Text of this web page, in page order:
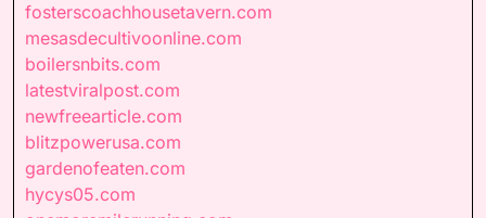
fosterscoachhousetavern.com
mesasdecultivoonline.com
boilersnbits.com
latestviralpost.com
newfreearticle.com
blitzpowerusa.com
gardenofeaten.com
hycys05.com